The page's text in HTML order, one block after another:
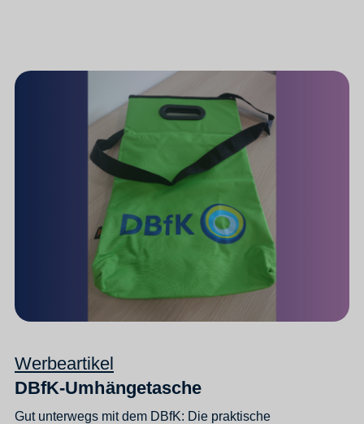
Werbeartikel
DBfK-Umhängetasche
Gut unterwegs mit dem DBfK: Die praktische